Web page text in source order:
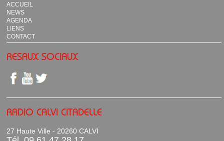
ACCUEIL
NEWS
AGENDA
LIENS
CONTACT
RESAUX SOCIAUX
RADIO CALVI CITADELLE
27 Haute Ville - 20260 CALVI